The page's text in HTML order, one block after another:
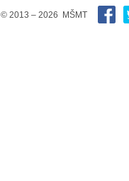
© 2013 – 2026 MŠMT